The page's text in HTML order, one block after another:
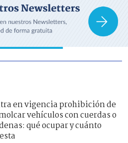
en vigencia prohibición de
vehículos con cuerdas o
qué ocupar y cuánto